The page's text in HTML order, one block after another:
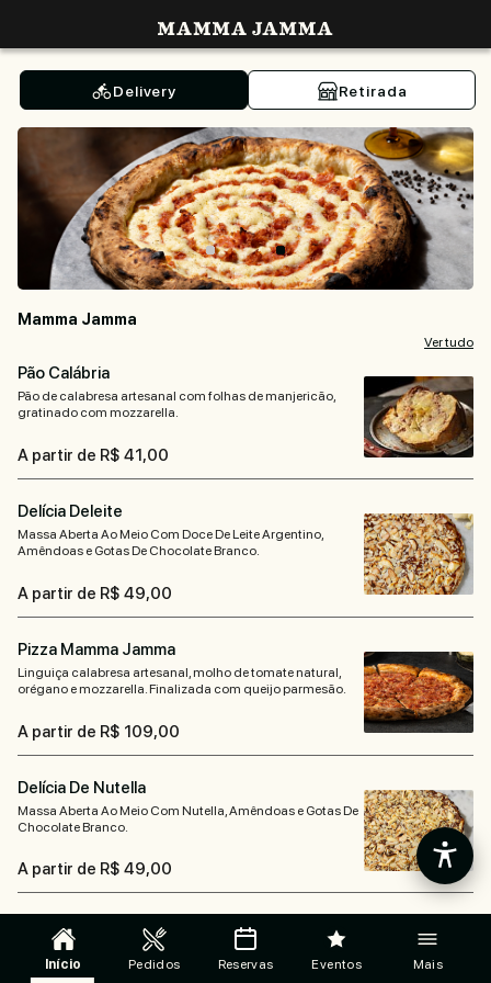
Mamma Jamma
Delivery Retirada
Mamma Jamma
Ver tudo
Pão Calábria
Pão de calabresa artesanal com folhas de manjericão,
gratinado com mozzarella.
A partir de R$ 41,00
Delícia Deleite
Massa Aberta Ao Meio Com Doce De Leite Argentino,
Amêndoas e Gotas De Chocolate Branco.
A partir de R$ 49,00
Pizza Mamma Jamma
Linguiça calabresa artesanal, molho de tomate natural,
orégano e mozzarella. Finalizada com queijo parmesão.
A partir de R$ 109,00
Delícia De Nutella
Massa Aberta Ao Meio Com Nutella, Amêndoas e Gotas De
Chocolate Branco.
A partir de R$ 49,00
Pizza Mamma Pepe
Linguiça calabresa artesanal, mozzarella de búfala,
Catupiry️. Finalizada com pimenta do reino.
Início Pedidos Reservas Eventos Mais